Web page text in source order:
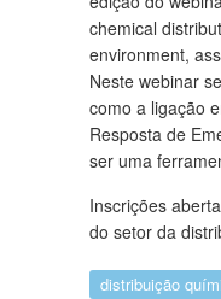
chemical
environment,
Neste webinar
como a ligação
Resposta de
ser uma
Inscrições
do setor da
distribuição